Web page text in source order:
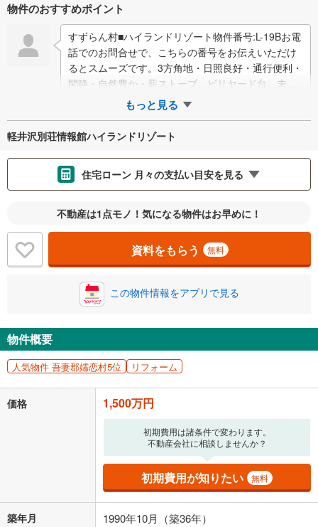
物件のおすすめポイント
すずらん村■ハイランドリゾート物件番号:L-19Bお電
話でのお問合せで、こちらの番号をお伝えいただけ
るとスムーズです。3方角地・日照良好・通行便利・
閑静・自然豊か・薪ストーブ、ビリヤード台、未登
記建物（ガレージ2台分、露天風呂）ホ…
もっと見る
軽井沢別荘情報館ハイランドリゾート
住宅ローン 月々の支払い目安を見る
金利 ％
0.01%
返済期間
一般的には最長35年まで借り入れ可能です。多くの金融機関
が完済時の年齢は80歳までを条件としています。
頭金
0万円 1,500万円
自己資金から住宅購入にかけられる金額を入力してくださ
い。一般的には物件価格の2割までが目安です。
閉じる
万円
不動産は1点モノ！気になる物件はお早めに！
資料をもらう 無料
この物件情報をアプリで見る
物件概要
人気物件 吾妻郡嬬恋村5位 リフォーム
価格 1,500万円
初期費用は諸条件で変わります。
不動産会社に相談しませんか？
初期費用が知りたい 無料
築年月 1990年10月（築36年）